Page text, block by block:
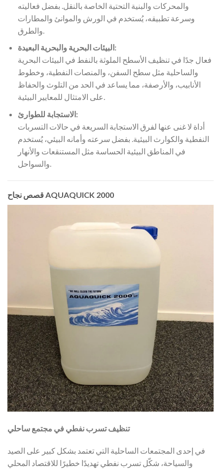
والمحركات والبنية التحتية الخاصة بالنقل. بفضل فعاليته
وسرعة تطبيقه، يُستخدم في الورش والموانئ والمطارات
البيئات البحرية والبحرية البعيدة:
فعال جدًا في تنظيف الأسطح الملوثة بالنفط في البيئات البحرية
والساحلية مثل سطح السفن، والمنصات النفطية، وخطوط
الأنابيب، والأرصفة، مما يساعد في الحد من التلوث والحفاظ
على الامتثال للمعايير البيئية.
الاستجابة للطوارئ:
أداة لا غنى عنها لفرق الاستجابة السريعة في حالات التسربات
النفطية والكوارث البيئية. بفضل سرعته وأمانه البيئي، يُستخدم
في المناطق البيئية الحساسة مثل المستنقعات والأنهار
والسواحل.
قصص نجاح AQUAQUICK 2000
تنظيف تسرب نفطي في مجتمع ساحلي
في إحدى المجتمعات الساحلية التي تعتمد بشكل كبير على الصيد
والسياحة، شكّل تسرب نفطي تهديدًا خطيرًا للاقتصاد المحلي